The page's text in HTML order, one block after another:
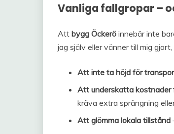
Vanliga fallgropar –
Att bygg Öckerö innebär inte
jag själv eller vänner till mig
Att inte ta höjd för
Att underskatta kostnader
kräva extra sprängning
Att glömma lokala tillstånd